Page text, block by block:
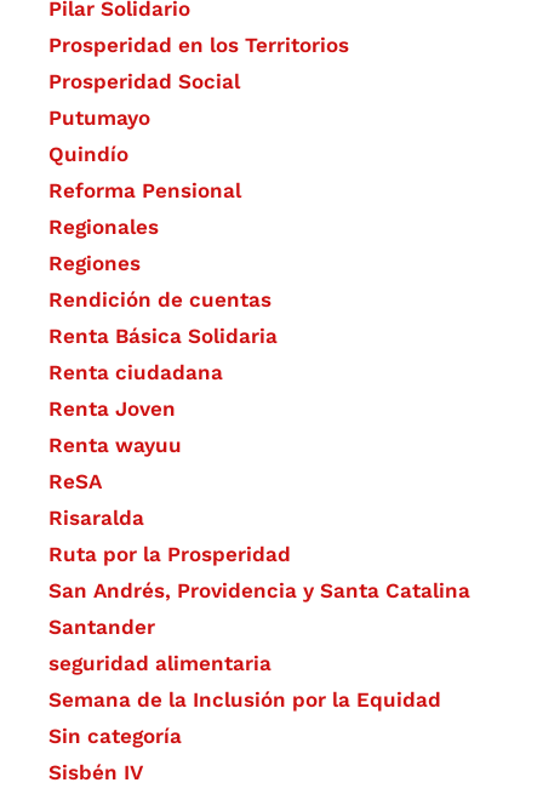
Pilar Solidario
Prosperidad en los Territorios
Prosperidad Social
Putumayo
Quindío
Reforma Pensional
Regionales
Regiones
Rendición de cuentas
Renta Básica Solidaria
Renta ciudadana
Renta Joven
Renta wayuu
ReSA
Risaralda
Ruta por la Prosperidad
San Andrés, Providencia y Santa Catalina
Santander
seguridad alimentaria
Semana de la Inclusión por la Equidad
Sin categoría
Sisbén IV